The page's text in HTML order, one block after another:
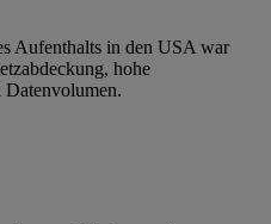
Aufenthalts in den USA war
hohe
Datenvolumen.